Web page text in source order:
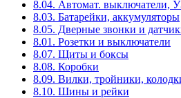
8.04. Автомат. выключатели,
8.03. Батарейки, аккумуляторы
8.05. Дверные звонки и
8.01. Розетки и выключатели
8.07. Щиты и боксы
8.08. Коробки
8.09. Вилки, тройники,
8.10. Шины и рейки